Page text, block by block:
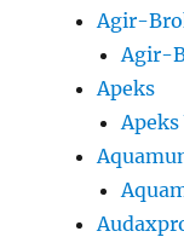
Agir-
Agir-
Apeks
Apeks